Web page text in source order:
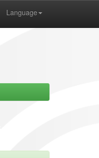
Language